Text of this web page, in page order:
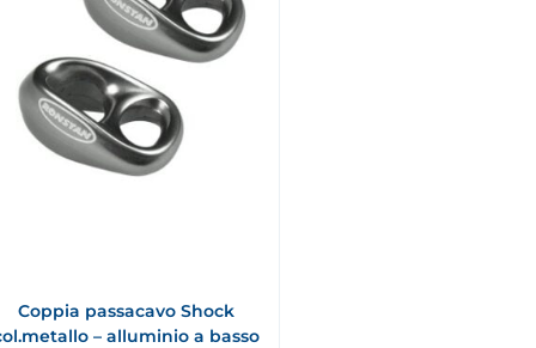
Coppia passacavo Shock
– alluminio a basso